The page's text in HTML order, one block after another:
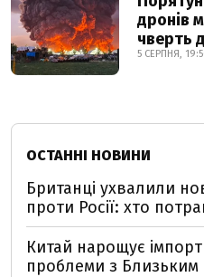
дронів
чверть
5 СЕРПНЯ,
ОСТАННІ НОВИНИ
Британці ухвалили
проти Росії: хто
Китай нарощує
проблеми з Близьким